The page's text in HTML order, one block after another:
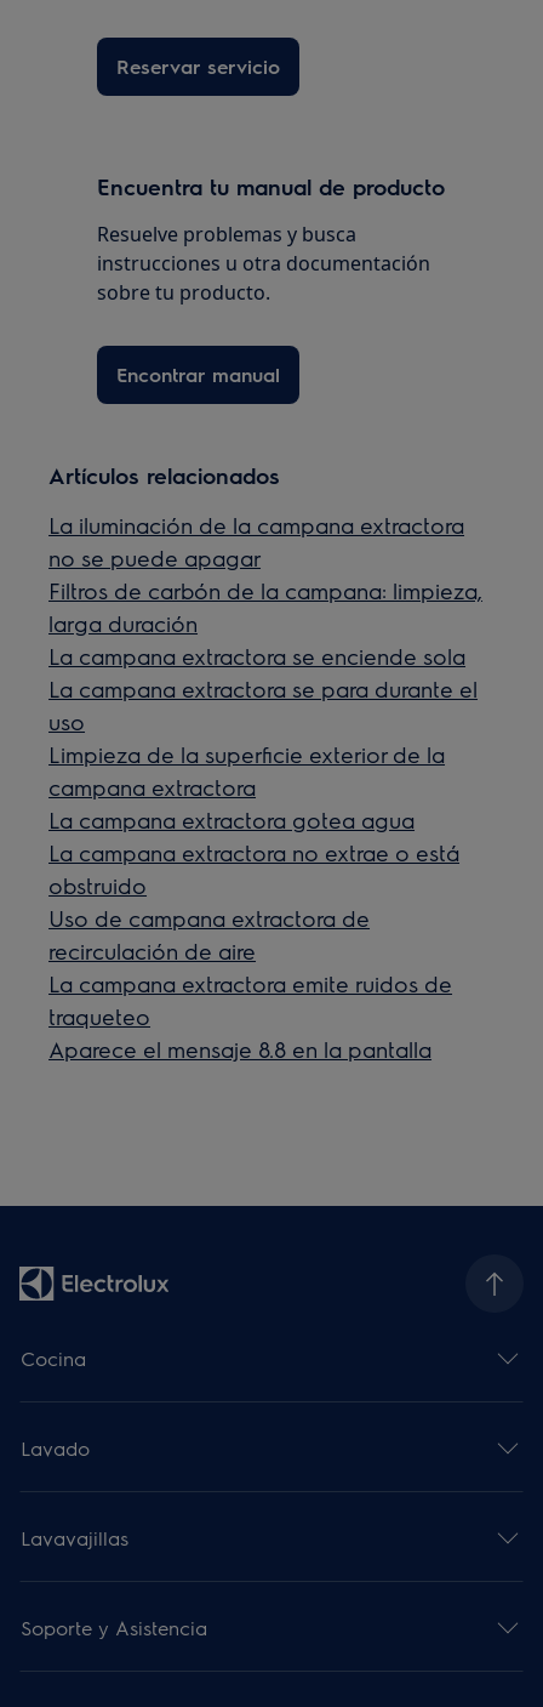
Reservar servicio
Encuentra tu manual de producto
Resuelve problemas y busca
instrucciones u otra documentación
sobre tu producto.
Encontrar manual
Artículos relacionados
La iluminación de la campana extractora
no se puede apagar
Filtros de carbón de la campana: limpieza,
larga duración
La campana extractora se enciende sola
La campana extractora se para durante el
uso
Limpieza de la superficie exterior de la
campana extractora
La campana extractora gotea agua
La campana extractora no extrae o está
obstruido
Uso de campana extractora de
recirculación de aire
La campana extractora emite ruidos de
traqueteo
Aparece el mensaje 8.8 en la pantalla
Cocina
Lavado
Lavavajillas
Soporte y Asistencia